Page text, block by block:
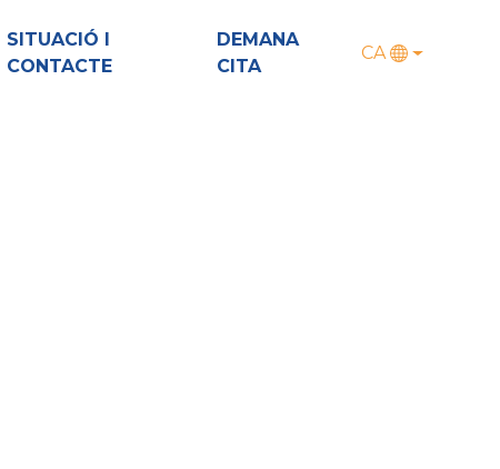
SITUACIÓ I
CONTACTE
DEMANA
CITA
CA